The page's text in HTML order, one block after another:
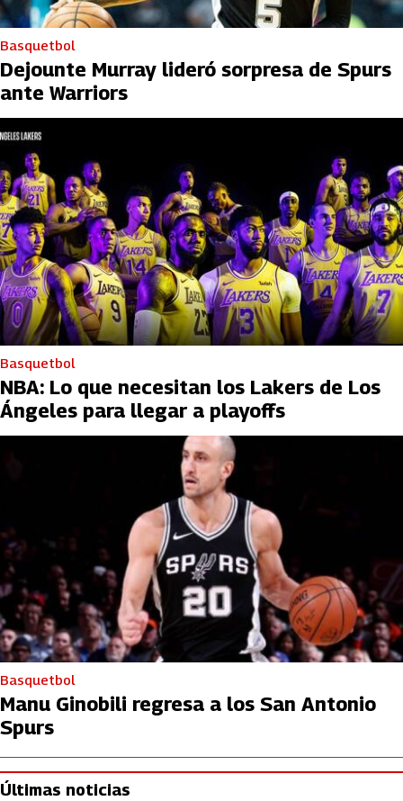
Basquetbol
Dejounte Murray lideró sorpresa de Spurs
ante Warriors
Basquetbol
NBA: Lo que necesitan los Lakers de Los
Ángeles para llegar a playoffs
Basquetbol
Manu Ginobili regresa a los San Antonio
Spurs
Últimas noticias